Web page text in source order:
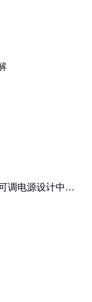
调电源设计中的